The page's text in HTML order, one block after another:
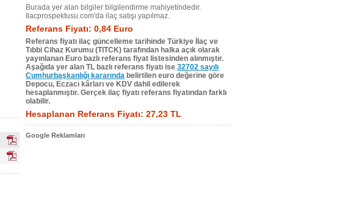
Burada yer alan bilgiler bilgilendirme mahiyetindedir.
Ilacprospektusu.com'da ilaç satışı yapılmaz.
Referans Fiyatı: 0,84 Euro
Referans fiyatı ilaç güncelleme tarihinde Türkiye İlaç ve
Tıbbi Cihaz Kurumu (TITCK) tarafından halka açık olarak
yayınlanan Euro bazlı referans fiyat listesinden alınmıştır.
Aşağıda yer alan TL bazlı referans fiyatı ise 32702 sayılı
Cumhurbaşkanlığı kararında belirtilen euro değerine göre
Depocu, Eczacı kârları ve KDV dahil edilerek
hesaplanmıştır. Gerçek ilaç fiyatı referans fiyatından farklı
olabilir.
Hesaplanan Referans Fiyatı: 27,23 TL
Google Reklamları